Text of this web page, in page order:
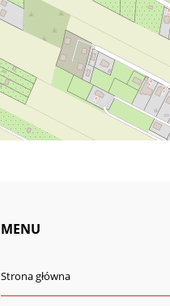
MENU
Strona główna